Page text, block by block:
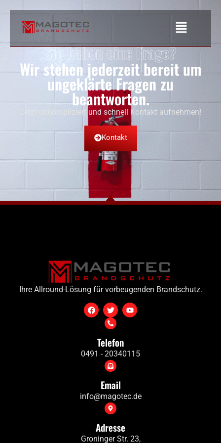
Sie haben eine Frage?
Wir stehen jederzeit bereit um
ungeklärte Fragen zu
beantworten.
Jetzt unkompliziert und schnell Kontakt aufnehmen!
Kontakt
Ihre Allround-Lösung für vorbeugenden Brandschutz.
Telefon
0491 - 20340115
Email
info@magotec.de
Adresse
Groninger Str. 23,